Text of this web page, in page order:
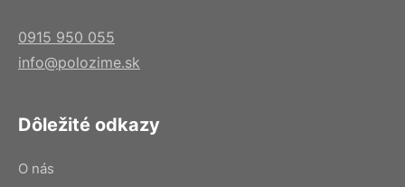
0915 950 055
info@polozime.sk
Dôležité odkazy
O nás